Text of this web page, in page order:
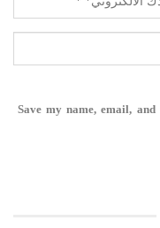
Save my name, email,